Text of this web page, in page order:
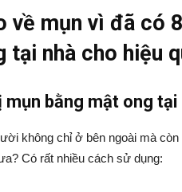
về mụn vì đã có
tại nhà cho hiệu
bằng mật ong tại
không chỉ ở bên ngoài mà
Có rất nhiều cách sử dụng: